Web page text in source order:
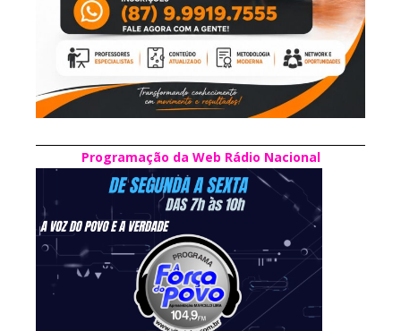
Programação da Web Rádio Nacional